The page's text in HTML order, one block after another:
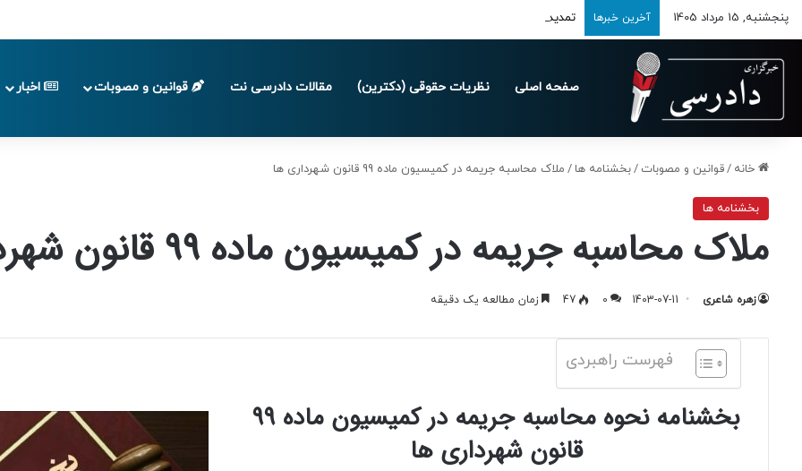
پنجشنبه, 15 مرداد 1405 آخرین خبرها تمدید مهلت ارسال اظهارنامه‌های مالیاتی تا پایان تابستان 1405
صفحه اصلی نظریات حقوقی (دکترین) مقالات دادرسی نت قوانین و مصوبات اخبار
خانه /قوانین و مصوبات /بخشنامه ها / ملاک محاسبه جریمه در کمیسیون ماده 99 قانون شهرداری ها
بخشنامه ها
ملاک محاسبه جریمه در کمیسیون ماده 99 قانون شهرداری ها
زهره شاعری 1403-07-11
0
47 زمان مطالعه یک دقیقه
فهرست راهبردی
بخشنامه نحوه محاسبه جریمه در کمیسیون ماده 99
قانون شهرداری ها